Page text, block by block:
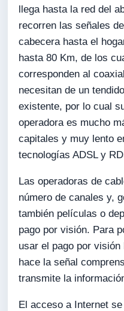
llega hasta la red del
recorren las señales
cabecera hasta el
hasta 80 Km, de los
corresponden al
necesitan de un
existente, por lo cual
operadora es mucho
capitales y muy lento
tecnologías ADSL y
Las operadoras de
número de canales y,
también películas o
pago por visión. Para
usar el pago por
hace la señal
transmite la
El acceso a Internet